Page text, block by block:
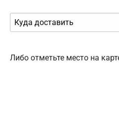
Либо отметьте место на